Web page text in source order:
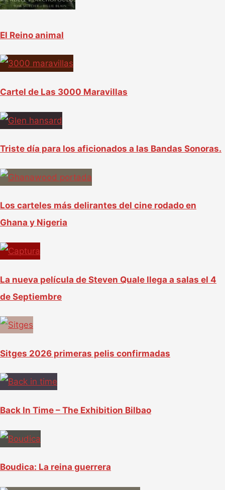
El Reino animal
Cartel de Las 3000 Maravillas
Triste día para los aficionados a las Bandas Sonoras.
Los carteles más delirantes del cine rodado en
Ghana y Nigeria
La nueva película de Steven Quale llega a salas el 4
de Septiembre
Sitges 2026 primeras pelis confirmadas
Back In Time – The Exhibition Bilbao
Boudica: La reina guerrera